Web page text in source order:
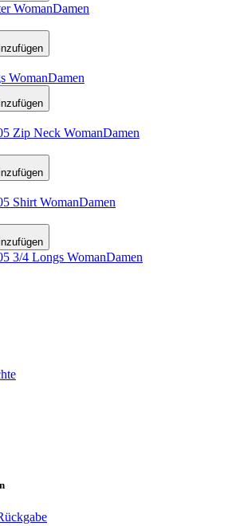
WomanDamen
WomanDamen
Zip Neck WomanDamen
Shirt WomanDamen
3/4 Longs WomanDamen